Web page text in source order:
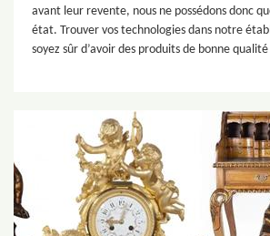
avant leur revente, nous ne possédons donc
état. Trouver vos technologies dans notre
soyez sûr d’avoir des produits de bonne